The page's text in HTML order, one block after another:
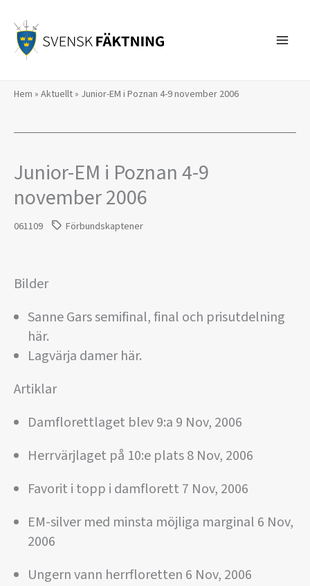
innehåll
Hem » Aktuellt» Junior-EM i Poznan 4-9 november 2006
Junior-EM i Poznan 4-9
november 2006
061109 Förbundskaptener
Bilder
Sanne Gars semifinal, final och prisutdelning
här.
Lagvärja damer här.
Artiklar
Damflorettlaget blev 9:a 9 Nov, 2006
Herrvärjlaget på 10:e plats 8 Nov, 2006
Favorit i topp i damflorett 7 Nov, 2006
EM-silver med minsta möjliga marginal 6 Nov,
2006
Ungern vann herrfloretten 6 Nov, 2006